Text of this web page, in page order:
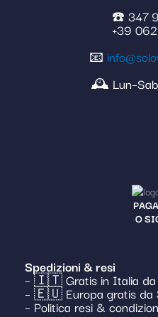
☎️ 347
+39
📧
🕰️ Lun–Sab
O
Spedizioni & resi
– 🇮🇹 Gratis in Italia da
– 🇪🇺 Europa gratis da
– Politica resi &